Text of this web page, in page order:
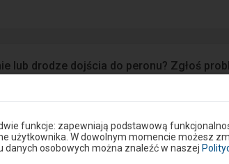
lub drodze dojścia do peronu? Zgłoś
Google
funkcje: zapewniają podstawową
użytkownika. W dowolnym momencie możesz
osobowych można znaleźć w naszej